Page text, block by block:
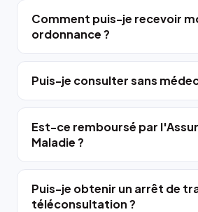
Comment puis-je recevoir
ordonnance ?
Puis-je consulter sans
Est-ce remboursé par
Maladie ?
Puis-je obtenir un arrêt de
téléconsultation ?